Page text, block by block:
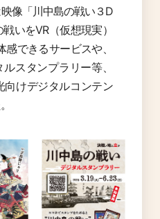
像「川中島の戦い３D
いをVR（仮想現実）
できるサービスや、
スタンプラリー等、
向けデジタルコンテン